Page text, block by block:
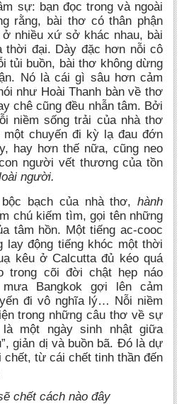
sự: bạn đọc trong và ngoài
rằng, bài thơ có thân phận
nhiều xứ sở khác nhau, bài
thời đại. Dày đặc hơn nỗi cô
tủi buồn, bài thơ không dừng
Nó là cái gì sâu hơn cảm
như Hoài Thanh bàn về thơ
chê cũng đều nhẫn tâm. Bởi
niềm sống trải của nhà thơ
chuyến đi kỳ lạ đau đớn
hay hơn thế nữa, cũng neo
người vết thương của tồn
người.
bạch của nhà thơ, hành
chú kiếm tìm, gọi tên những
tâm hồn. Một tiếng ac-cooc
lay động tiếng khóc một thời
kêu ở Calcutta đủ kéo quá
trong cõi đời chật hẹp náo
Bangkok gợi lên cảm
đi vô nghĩa lý… Nỗi niềm
trong những câu thơ về sự
một ngày sinh nhật giữa
giản dị và buồn bã. Đó là dự
chết, từ cái chết tinh thần đến
chết cách nào đây